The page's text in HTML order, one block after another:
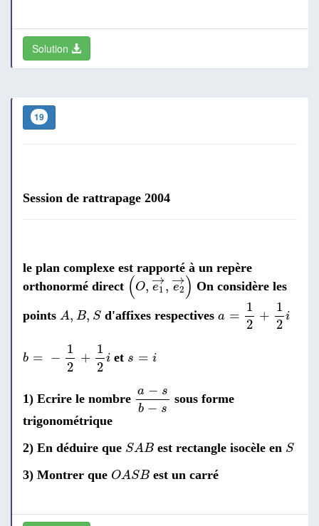
Solution
19
Session de rattrapage 2004
le plan complexe est rapporté à un repère
orthonormé direct (O, →
e1 , →
e2 )
(O,e1→,e2→)
On considère les
points A, B, S
A B, d'affixes respectives a =
1
2
+
1
2
i
+
b = −
1
2
+
1
2
i
1
et s = i
s=i
1) Ecrire le nombre
a − s
b − s
a- s
sous forme
trigonométrique
2) En déduire que SAB
SA Best rectangle isocèle en S
S
3) Montrer que OASB
O A SBest un carré